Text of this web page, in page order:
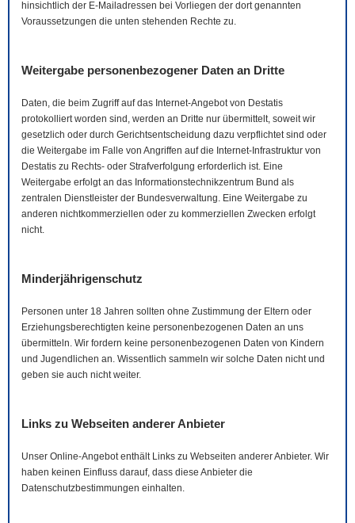
hinsichtlich der E-Mail adressen bei Vorliegen der dort genannten
Voraussetzungen die unten stehenden Rechte zu.
Weitergabe personenbezogener Daten an Dritte
Daten, die beim Zugriff auf das Internet-Angebot von Destatis
protokolliert worden sind, werden an Dritte nur übermittelt, soweit wir
gesetzlich oder durch Gerichtsentscheidung dazu verpflichtet sind oder
die Weitergabe im Falle von Angriffen auf die Internet-Infrastruktur von
Destatis zu Rechts- oder Strafverfolgung erforderlich ist. Eine
Weitergabe erfolgt an das Informationstechnikzentrum Bund als
zentralen Dienstleister der Bundesverwaltung. Eine Weitergabe zu
anderen nichtkommerziellen oder zu kommerziellen Zwecken erfolgt
nicht.
Minderjährigenschutz
Personen unter 18 Jahren sollten ohne Zustimmung der Eltern oder
Erziehungsberechtigten keine personenbezogenen Daten an uns
übermitteln. Wir fordern keine personenbezogenen Daten von Kindern
und Jugendlichen an. Wissentlich sammeln wir solche Daten nicht und
geben sie auch nicht weiter.
Links zu Webseiten anderer Anbieter
Unser Online-Angebot enthält Links zu Webseiten anderer Anbieter. Wir
haben keinen Einfluss darauf, dass diese Anbieter die
Datenschutzbestimmungen einhalten.